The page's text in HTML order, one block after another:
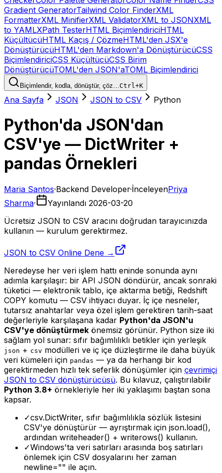
Gradient GeneratorTailwind Color FinderXML
FormatterXML MinifierXML ValidatorXML to JSONXML
to YAMLXPath TesterHTML BiçimlendiriciHTML
KüçültücüHTML Kaçış / ÇözmeHTML'den JSX'e
DönüştürücüHTML'den Markdown'a DönüştürücüCSS
BiçimlendiriciCSS KüçültücüCSS Birim
DönüştürücüTOML'den JSON'aTOML Biçimlendirici
Biçimlendir, kodla, dönüştür, çöz…Ctrl+K
Ana Sayfa JSON JSON to CSV Python
Python'da JSON'dan
CSV'ye — DictWriter +
pandas Örnekleri
Maria Santos·Backend Developer·İnceleyenPriya
Sharma· Yayınlandı 2026-03-20
Ücretsiz JSON to CSV aracını doğrudan tarayıcınızda
kullanın — kurulum gerektirmez.
JSON to CSV Online Dene →
Neredeyse her veri işlem hattı eninde sonunda aynı
adımla karşılaşır: bir API JSON döndürür, ancak sonraki
tüketici — elektronik tablo, içe aktarma betiği, Redshift
COPY komutu — CSV ihtiyacı duyar. İç içe nesneler,
tutarsız anahtarlar veya özel işlem gerektiren tarih-saat
değerleriyle karşılaşana kadar Python'da JSON'u
CSV'ye dönüştürmek önemsiz görünür. Python size iki
sağlam yol sunar: sıfır bağımlılıklı betikler için yerleşik
json + csv modülleri ve iç içe düzleştirme ile daha büyük
veri kümeleri için pandas — ya da herhangi bir kod
gerektirmeden hızlı tek seferlik dönüşümler için çevrimiçi
JSON to CSV dönüştürücüsü. Bu kılavuz, çalıştırılabilir
Python 3.8+ örnekleriyle her iki yaklaşımı baştan sona
kapsar.
✓csv.DictWriter, sıfır bağımlılıkla sözlük listesini
CSV'ye dönüştürür — ayrıştırmak için json.load(),
ardından writeheader() + writerows() kullanın.
✓Windows'ta veri satırları arasında boş satırları
önlemek için CSV dosyalarını her zaman
newline="" ile açın.